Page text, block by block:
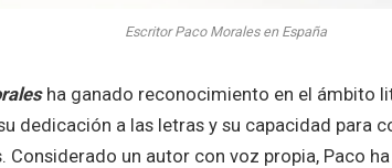
Escritor Paco Morales en España
ha ganado reconocimiento en el ámbito
dedicación a las letras y su capacidad para
Considerado un autor con voz propia, Paco